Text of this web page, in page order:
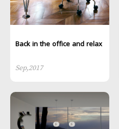
Back in the office and relax
Sep,2017